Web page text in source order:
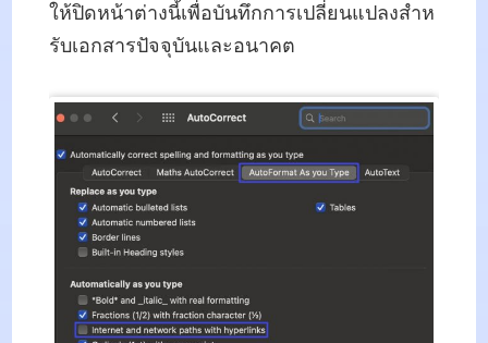
ให้ปิดหน้าต่างนี้เพื่อบันทึกการเปลี่ยนแปลงสําห
รับเอกสารปัจจุบันและอนาคต